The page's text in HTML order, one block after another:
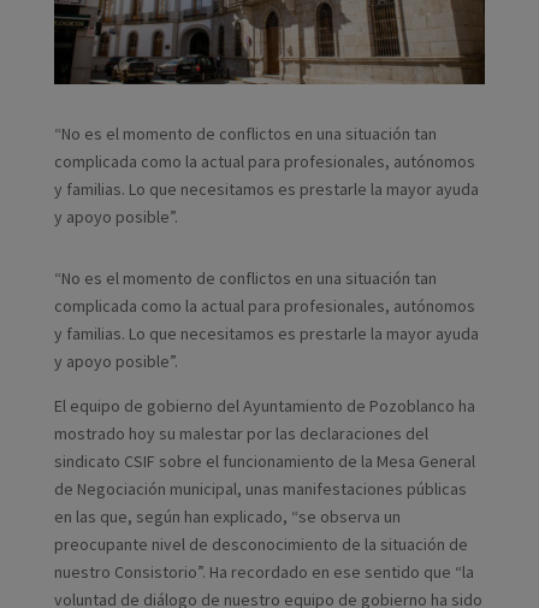
“No es el momento de conflictos en una situación tan
complicada como la actual para profesionales, autónomos
y familias. Lo que necesitamos es prestarle la mayor ayuda
y apoyo posible”.
“No es el momento de conflictos en una situación tan
complicada como la actual para profesionales, autónomos
y familias. Lo que necesitamos es prestarle la mayor ayuda
y apoyo posible”.
El equipo de gobierno del Ayuntamiento de Pozoblanco ha
mostrado hoy su malestar por las declaraciones del
sindicato CSIF sobre el funcionamiento de la Mesa General
de Negociación municipal, unas manifestaciones públicas
en las que, según han explicado, “se observa un
preocupante nivel de desconocimiento de la situación de
nuestro Consistorio”. Ha recordado en ese sentido que “la
voluntad de diálogo de nuestro equipo de gobierno ha sido